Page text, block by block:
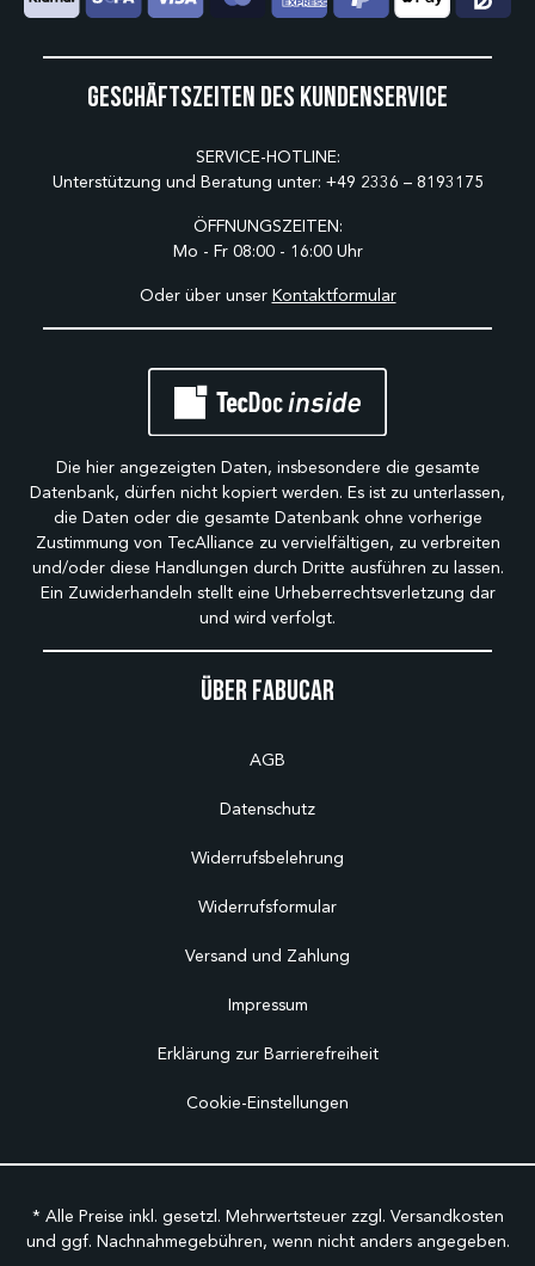
Über Fabucar
AGB
Datenschutz
Widerrufsbelehrung
Widerrufsformular
Versand und Zahlung
Impressum
Erklärung zur Barrierefreiheit
Cookie-Einstellungen
Geschäftszeiten des Kundenservice
SERVICE-HOTLINE:
Unterstützung und Beratung unter: +49 2336 – 8193175
ÖFFNUNGSZEITEN:
Mo - Fr 08:00 - 16:00 Uhr
Oder über unser Kontaktformular
Die hier angezeigten Daten, insbesondere die gesamte
Datenbank, dürfen nicht kopiert werden. Es ist zu unterlassen,
die Daten oder die gesamte Datenbank ohne vorherige
Zustimmung von TecAlliance zu vervielfältigen, zu verbreiten
und/oder diese Handlungen durch Dritte ausführen zu lassen.
Ein Zuwiderhandeln stellt eine Urheberrechtsverletzung dar
und wird verfolgt.
* Alle Preise inkl. gesetzl. Mehrwertsteuer zzgl. Versandkosten
und ggf. Nachnahmegebühren, wenn nicht anders angegeben.